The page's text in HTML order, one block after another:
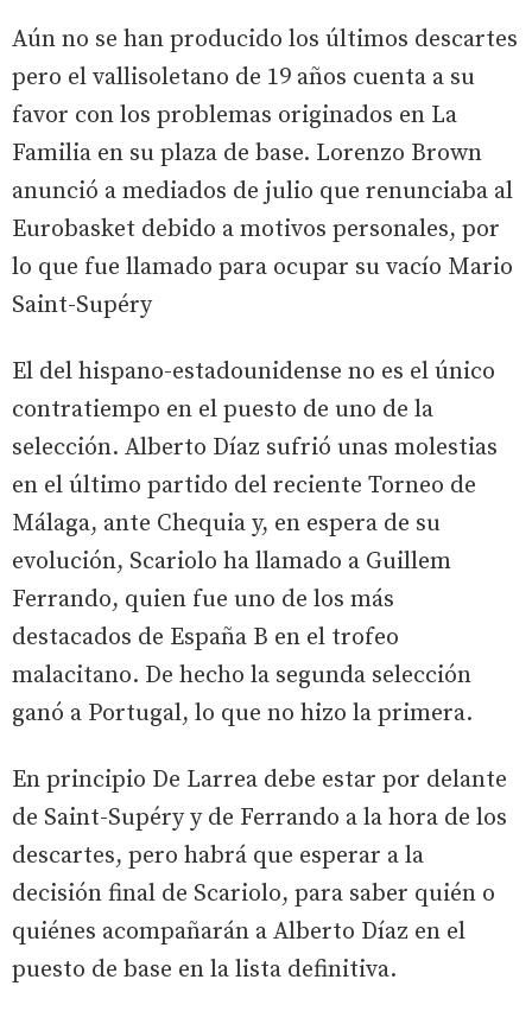
Aún no se han producido los últimos descartes
pero el vallisoletano de 19 años cuenta a su
favor con los problemas originados en La
Familia en su plaza de base. Lorenzo Brown
anunció a mediados de julio que renunciaba al
Eurobasket debido a motivos personales, por
lo que fue llamado para ocupar su vacío Mario
Saint-Supéry
El del hispano-estadounidense no es el único
contratiempo en el puesto de uno de la
selección. Alberto Díaz sufrió unas molestias
en el último partido del reciente Torneo de
Málaga, ante Chequia y, en espera de su
evolución, Scariolo ha llamado a Guillem
Ferrando, quien fue uno de los más
destacados de España B en el trofeo
malacitano. De hecho la segunda selección
ganó a Portugal, lo que no hizo la primera.
En principio De Larrea debe estar por delante
de Saint-Supéry y de Ferrando a la hora de los
descartes, pero habrá que esperar a la
decisión final de Scariolo, para saber quién o
quiénes acompañarán a Alberto Díaz en el
puesto de base en la lista definitiva.